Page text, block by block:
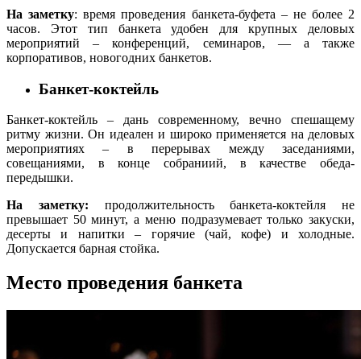
На заметку: время проведения банкета-буфета – не более 2
часов. Этот тип банкета удобен для крупных деловых
мероприятий – конференций, семинаров, — а также
корпоративов, новогодних банкетов.
Банкет-коктейль
Банкет-коктейль – дань современному, вечно спешащему
ритму жизни. Он идеален и широко применяется на деловых
мероприятиях – в перерывах между заседаниями,
совещаниями, в конце собраниий, в качестве обеда-
передышки.
На заметку: продолжительность банкета-коктейля не
превышает 50 минут, а меню подразумевает только закуски,
десерты и напитки – горячие (чай, кофе) и холодные.
Допускается барная стойка.
Место проведения банкета